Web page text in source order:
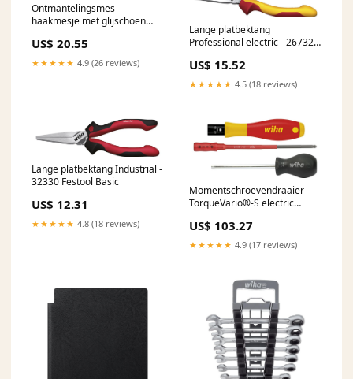
Ontmantelingsmes
haakmesje met glijschoen
36053 dropshipment
US$ 20.55
★★★★★ 4.9 (26 reviews)
Lange platbektang
Professional electric - 26732
US$ 15.52
★★★★★ 4.5 (18 reviews)
Lange platbektang Industrial -
32330 Festool Basic
US$ 12.31
★★★★★ 4.8 (18 reviews)
Momentschroevendraaier
TorqueVario®-S electric
momentbegrenzing - 26625
staffel
US$ 103.27
★★★★★ 4.9 (17 reviews)